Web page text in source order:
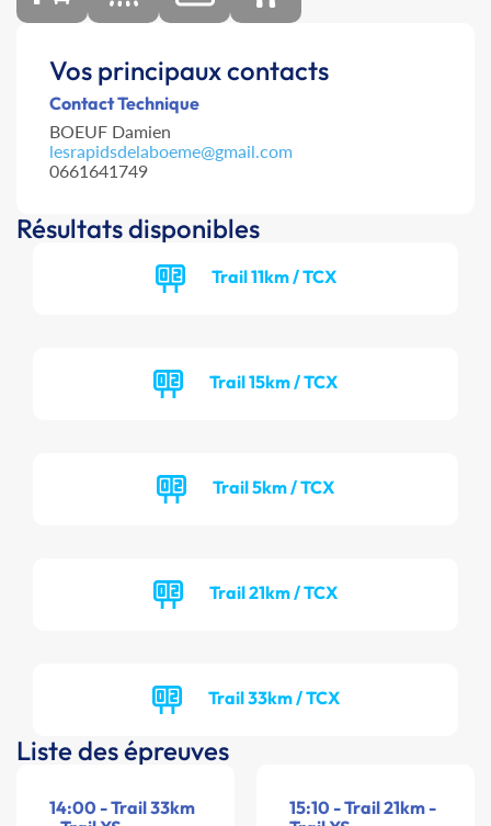
Vos principaux contacts
Contact Technique
BOEUF Damien
lesrapidsdelaboeme@gmail.com
0661641749
Résultats disponibles
Trail 11km / TCX
Trail 15km / TCX
Trail 5km / TCX
Trail 21km / TCX
Trail 33km / TCX
Liste des épreuves
14:00 - Trail 33km
15:10 - Trail 21km -